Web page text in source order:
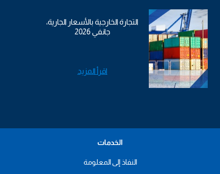
التجارة الخارجية بالأسعار الجارية،
جانفي 2026
اقرأ المزيد
الخدمات
النفاذ إلى المعلومة